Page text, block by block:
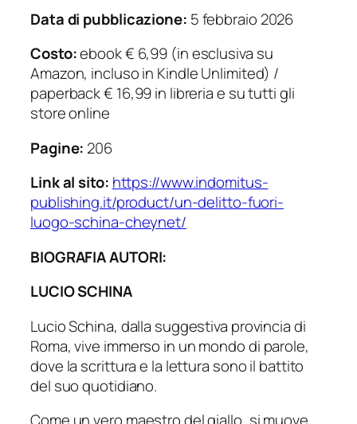
Data di pubblicazione: 5 febbraio 2026
Costo:ebook € 6,99 (in esclusiva su
Amazon, incluso in Kindle Unlimited) /
paperback € 16,99 in libreria e su tutti gli
store online
Pagine: 206
Link al sito: https://www.indomitus-
publishing.it/product/un-delitto-fuori-
luogo-schina-cheynet/
BIOGRAFIA AUTORI:
LUCIO SCHINA
Lucio Schina, dalla suggestiva provincia di
Roma, vive immerso in un mondo di parole,
dove la scrittura e la lettura sono il battito
del suo quotidiano.